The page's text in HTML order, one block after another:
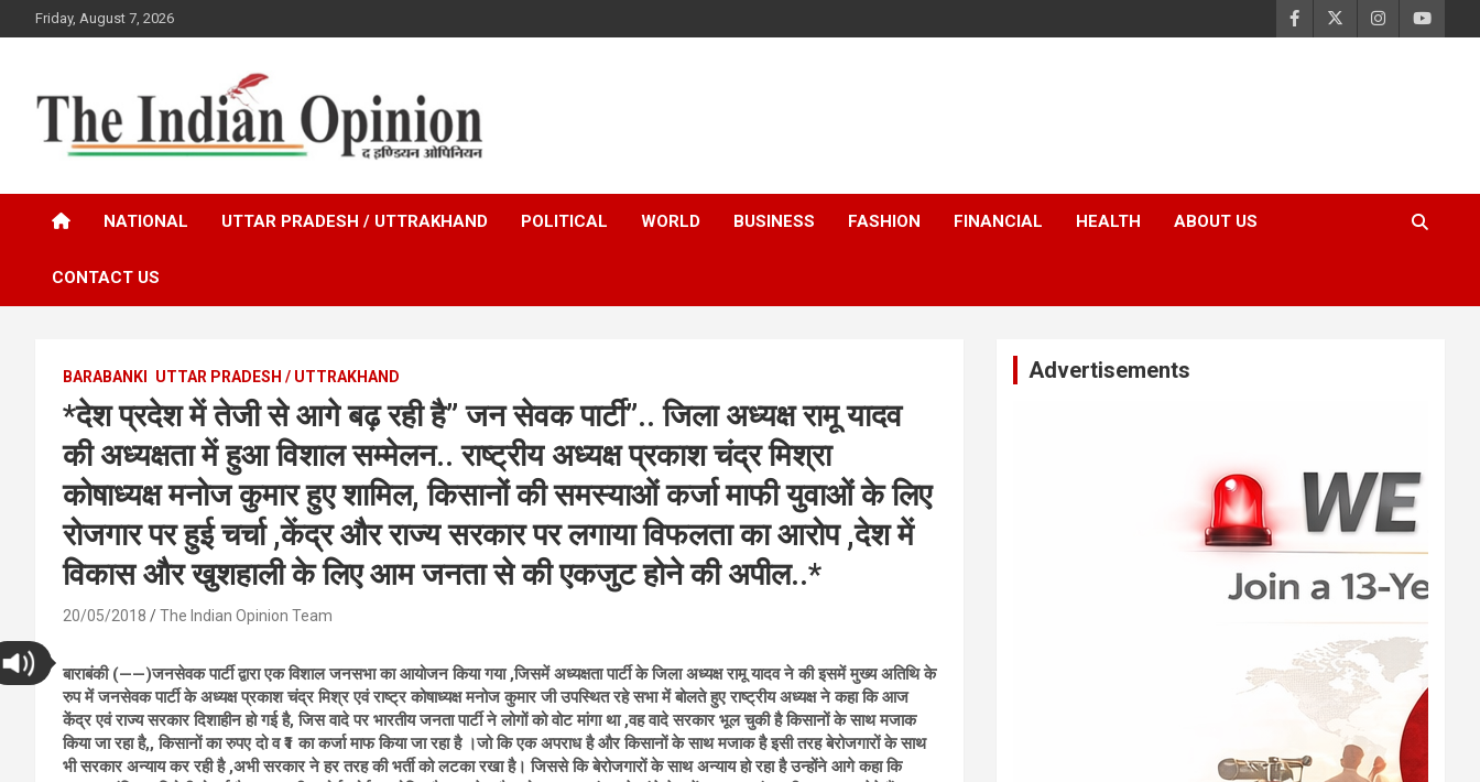
to
Friday, August 7, 2026
Indian Opinion News
NATIONAL UTTAR PRADESH / UTTRAKHAND POLITICAL WORLD BUSINESS FASHION FINANCIAL HEALTH ABOUT US
CONTACT US
BARABANKI UTTAR PRADESH / UTTRAKHAND
*देश प्रदेश में तेजी से आगे बढ़ रही है” जन सेवक पार्टी”.. जिला अध्यक्ष रामू यादव
की अध्यक्षता में हुआ विशाल सम्मेलन.. राष्ट्रीय अध्यक्ष प्रकाश चंद्र मिश्रा
कोषाध्यक्ष मनोज कुमार हुए शामिल, किसानों की समस्याओं कर्जा माफी युवाओं के लिए
रोजगार पर हुई चर्चा ,केंद्र और राज्य सरकार पर लगाया विफलता का आरोप ,देश में
विकास और खुशहाली के लिए आम जनता से की एकजुट होने की अपील..*
20/05/2018 The Indian Opinion Team
बाराबंकी (——)जनसेवक पार्टी द्वारा एक विशाल जनसभा का आयोजन किया गया ,जिसमें अध्यक्षता पार्टी के जिला अध्यक्ष रामू यादव ने की इसमें मुख्य अतिथि के
रुप में जनसेवक पार्टी के अध्यक्ष प्रकाश चंद्र मिश्र एवं राष्ट्र कोषाध्यक्ष मनोज कुमार जी उपस्थित रहे सभा में बोलते हुए राष्ट्रीय अध्यक्ष ने कहा कि आज
केंद्र एवं राज्य सरकार दिशाहीन हो गई है, जिस वादे पर भारतीय जनता पार्टी ने लोगों को वोट मांगा था ,वह वादे सरकार भूल चुकी है किसानों के साथ मजाक
किया जा रहा है,, किसानों का रुपए दो व ₹1 का कर्जा माफ किया जा रहा है ।जो कि एक अपराध है और किसानों के साथ मजाक है इसी तरह बेरोजगारों के साथ
भी सरकार अन्याय कर रही है ,अभी सरकार ने हर तरह की भर्ती को लटका रखा है। जिससे कि बेरोजगारों के साथ अन्याय हो रहा है उन्होंने आगे कहा कि
Advertisements